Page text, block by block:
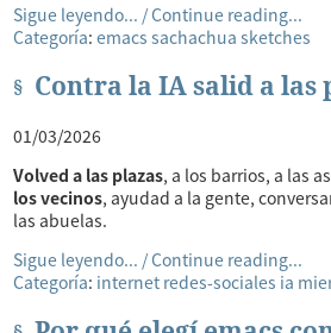
Sigue leyendo... / Continue reading...
Categoría:emacs sachachua sketches
Contra la IA salid a las
01/03/2026
Volved a las plazas, a los barrios, a las
los vecinos, ayudad a la gente,
las abuelas.
Sigue leyendo... / Continue reading...
Categoría: internet redes-sociales ia